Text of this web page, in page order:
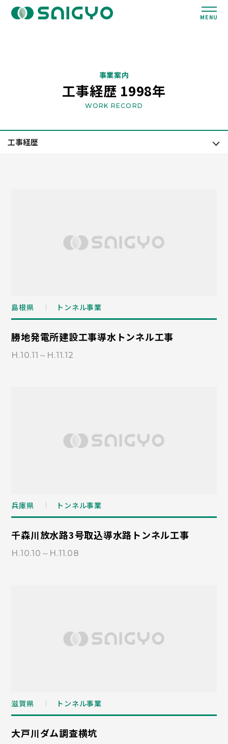
MENU
事業案内
工事経歴 1998年
WORK RECORD
島根県 トンネル事業
勝地発電所建設工事導水トンネル工事
H.10.11～H.11.12
兵庫県 トンネル事業
千森川放水路3号取込導水路トンネル工事
H.10.10～H.11.08
滋賀県 トンネル事業
大戸川ダム調査横坑